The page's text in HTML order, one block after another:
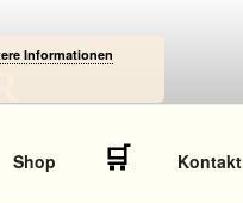
Shop 🛒 Kontakt
Informationen